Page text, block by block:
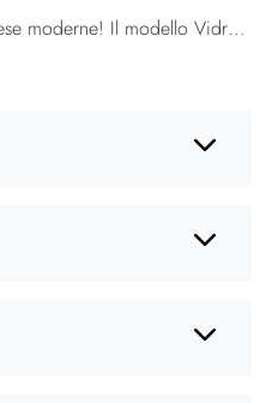
Clicca e scopri le Librerie sospese moderne! Il modello Vidro Orme saprà ultimare un living operativo e pratico.